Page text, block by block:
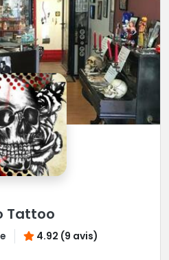
Tattoo
4.92 (9 avis)